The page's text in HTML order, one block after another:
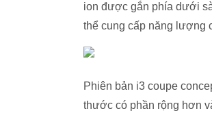
ion được gắn phía dưới
thể cung cấp năng lượng
Phiên bản i3 coupe
thước có phần rộng hơn